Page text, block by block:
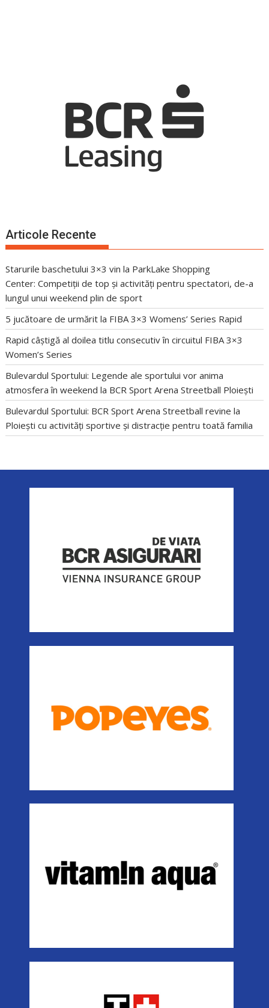
Articole Recente
Starurile baschetului 3×3 vin la ParkLake Shopping
Center: Competiții de top și activități pentru spectatori, de-a
lungul unui weekend plin de sport
5 jucătoare de urmărit la FIBA 3×3 Womens’ Series Rapid
Rapid câștigă al doilea titlu consecutiv în circuitul FIBA 3×3
Women’s Series
Bulevardul Sportului: Legende ale sportului vor anima
atmosfera în weekend la BCR Sport Arena Streetball Ploiești
Bulevardul Sportului: BCR Sport Arena Streetball revine la
Ploiești cu activități sportive și distracție pentru toată familia